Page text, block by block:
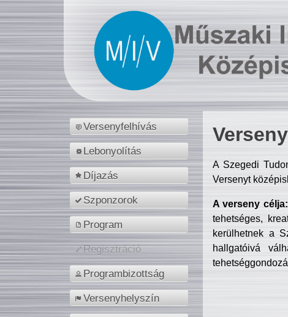
Versenyfelhívás
Lebonyolítás
Díjazás
Szponzorok
Program
Regisztráció
Programbizottság
Versenyhelyszín
A Szegedi
Versenyt
A verseny célja:
tehetséges,
kerülhetnek a
hallgatóivá